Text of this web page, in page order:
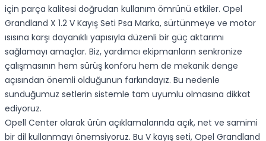
için parça kalitesi doğrudan kullanım ömrünü etkiler. Opel
Grandland X 1.2 V Kayış Seti Psa Marka, sürtünmeye ve motor
ısısına karşı dayanıklı yapısıyla düzenli bir güç aktarımı
sağlamayı amaçlar. Biz, yardımcı ekipmanların senkronize
çalışmasının hem sürüş konforu hem de mekanik denge
açısından önemli olduğunun farkındayız. Bu nedenle
sunduğumuz setlerin sistemle tam uyumlu olmasına dikkat
ediyoruz.
Opell Center olarak ürün açıklamalarında açık, net ve samimi
bir dil kullanmayı önemsiyoruz. Bu V kayış seti, Opel Grandland